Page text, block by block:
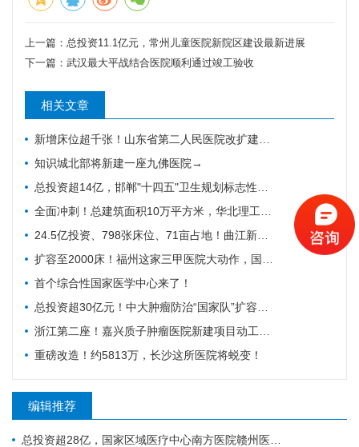
上一篇： 总投资11.1亿元，常州儿童医院新院区建设最新进展
下一篇： 武汉最大平战结合医院顺利通过竣工验收
相关文章
新增床位超千张！山东省第二人民医院改扩建项目全力推进，地上主体施工倒计时
知识城北部将新建一座九佛医院→
总投资超14亿，邯郸"十四五"卫生规划标志性工程迎施工方落地
全面冲刺！总建筑面积10万平方米，华北理工大学附属医院花海院区一期工程加速成型
24.5亿投资、798张床位、71亩占地！曲江新区医院的"最后一公里"冲刺
扩容至2000床！福州这家三甲医院大动作，国家级防治基地预计2028年建成
首个综合性国家医学中心来了！
总投资超30亿元！中大肿瘤防治“国家队”扩容，绘就健康天河新蓝图
浙江第二座！嘉兴质子肿瘤医院新建项目动工，10亿投资守护健康嘉兴
重磅改造！约5813万，长沙这所医院将蜕变！
编辑推荐
总投资超28亿，国家区域医疗中心南方医院赣州医院开工建设